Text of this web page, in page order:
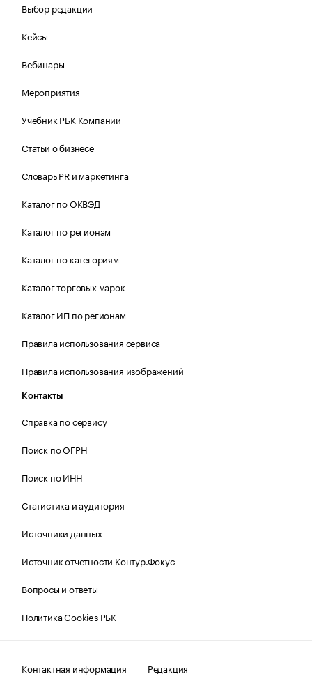
Выбор редакции
Кейсы
Вебинары
Мероприятия
Учебник РБК Компании
Статьи о бизнесе
Словарь PR и маркетинга
Каталог по ОКВЭД
Каталог по регионам
Каталог по категориям
Каталог торговых марок
Каталог ИП по регионам
Правила использования сервиса
Правила использования изображений
Контакты
Справка по сервису
Поиск по ОГРН
Поиск по ИНН
Статистика и аудитория
Источники данных
Источник отчетности Контур.Фокус
Вопросы и ответы
Политика Cookies РБК
Контактная информация Редакция